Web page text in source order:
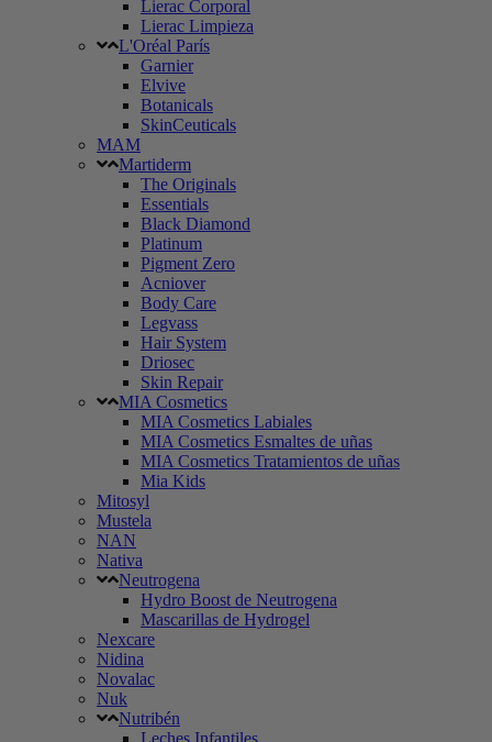
Lierac Corporal
Lierac Limpieza
L'Oréal París
Garnier
Elvive
Botanicals
SkinCeuticals
MAM
Martiderm
The Originals
Essentials
Black Diamond
Platinum
Pigment Zero
Acniover
Body Care
Legvass
Hair System
Driosec
Skin Repair
MIA Cosmetics
MIA Cosmetics Labiales
MIA Cosmetics Esmaltes de uñas
MIA Cosmetics Tratamientos de uñas
Mia Kids
Mitosyl
Mustela
NAN
Nativa
Neutrogena
Hydro Boost de Neutrogena
Mascarillas de Hydrogel
Nexcare
Nidina
Novalac
Nuk
Nutribén